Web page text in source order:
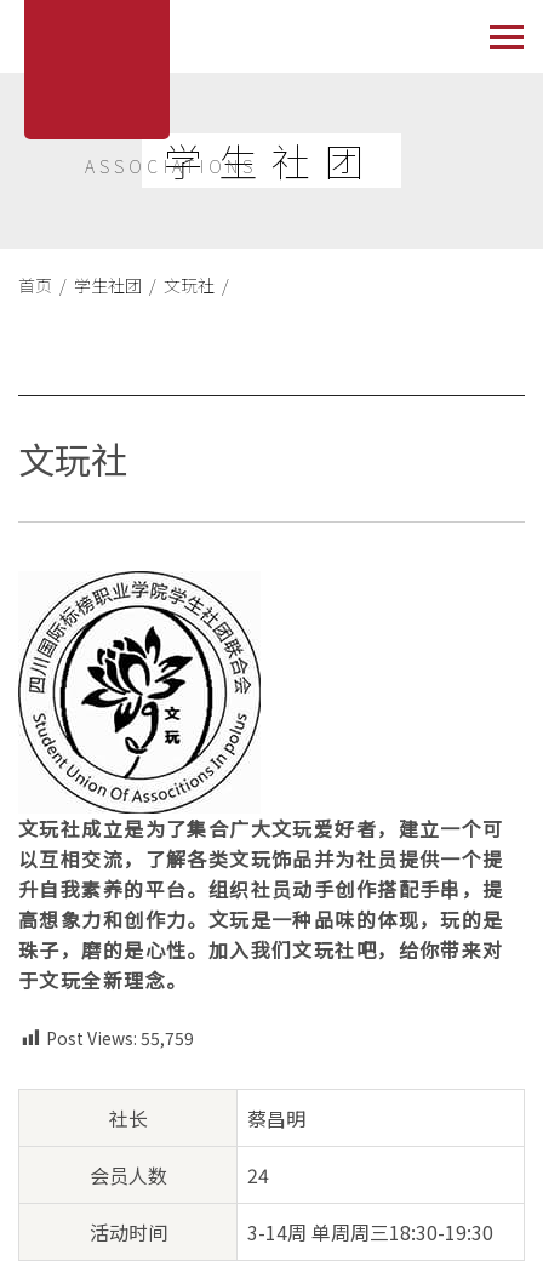
ASSOCIATIONS
学生社团
首页 / 学生社团 / 文玩社 /
文玩社
文玩社成立是为了集合广大文玩爱好者，建立一个可
以互相交流，了解各类文玩饰品并为社员提供一个提
升自我素养的平台。组织社员动手创作搭配手串，提
高想象力和创作力。文玩是一种品味的体现，玩的是
珠子，磨的是心性。加入我们文玩社吧，给你带来对
于文玩全新理念。
Post Views: 55,759
社长
蔡昌明
会员人数
24
活动时间
3-14周 单周周三18:30-19:30